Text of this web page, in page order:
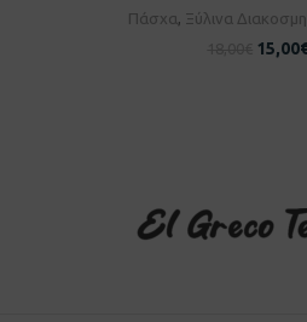
Πάσχα, Ξύλινα
15,00